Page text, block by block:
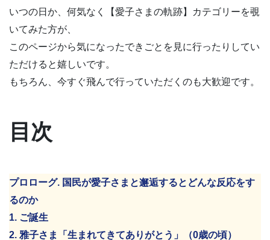
いつの日か、何気なく【愛子さまの軌跡】カテゴリーを覗
いてみた方が、
このページから気になったできごとを見に行ったりしてい
ただけると嬉しいです。
もちろん、今すぐ飛んで行っていただくのも大歓迎です。
目次
プロローグ. 国民が愛子さまと邂逅するとどんな反応をす
るのか
1. ご誕生
2. 雅子さま「生まれてきてありがとう」（0歳の頃）